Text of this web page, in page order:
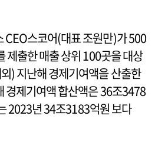
CEO스코어(대표 조원만)가 500
제출한 매출 상위 100곳을 대상
) 지난해 경제기여액을 산출한
경제기여액 합산액은 36조3478
2023년 34조3183억원 보다